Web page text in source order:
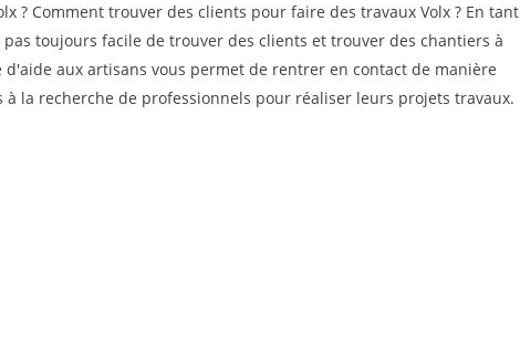
? Comment trouver des clients pour faire des travaux Volx ? En tant
toujours facile de trouver des clients et trouver des chantiers à
aux artisans vous permet de rentrer en contact de manière
la recherche de professionnels pour réaliser leurs projets travaux.